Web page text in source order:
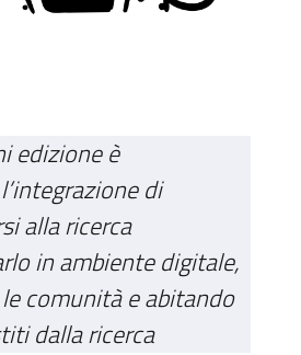
edizione è
di
alla ricerca
in ambiente digitale,
comunità e abitando
dalla ricerca